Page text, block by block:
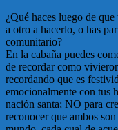
¿Qué haces luego de
a otro a hacerlo, o has
comunitario?
En la cabaña puedes
de recordar como
recordando que es
emocionalmente con tus
nación santa; NO para
reconocer que ambos